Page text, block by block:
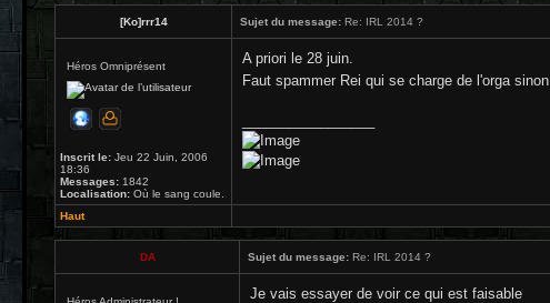
[Ko]rrr14 Sujet du message: Re: IRL 2014 ?
Héros Omniprésent
Inscrit le: Jeu 22 Juin, 2006
18:36
Messages: 1842
Localisation: Où le sang coule.
A priori le 28 juin.
Faut spammer Rei qui se charge de l'orga sinon
Haut
DA Sujet du message: Re: IRL 2014 ?
Je vais essayer de voir ce qui est faisable